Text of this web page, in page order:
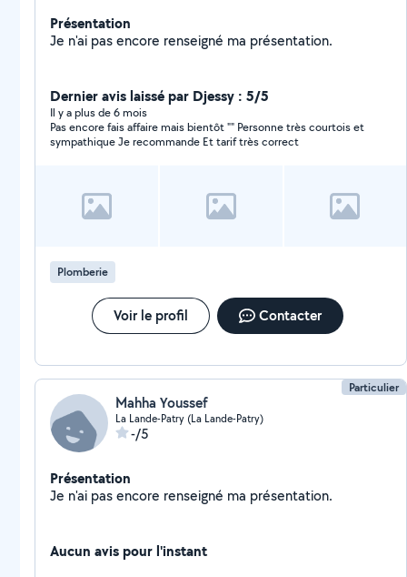
Présentation
Je n'ai pas encore renseigné ma présentation.
Dernier avis laissé par Djessy : 5/5
Il y a plus de 6 mois
Pas encore fais affaire mais bientôt "" Personne très courtois et
sympathique Je recommande Et tarif très correct
Plomberie
Voir le profil Contacter
Particulier
Mahha Youssef
La Lande-Patry (La Lande-Patry)
-/5
Présentation
Je n'ai pas encore renseigné ma présentation.
Aucun avis pour l'instant